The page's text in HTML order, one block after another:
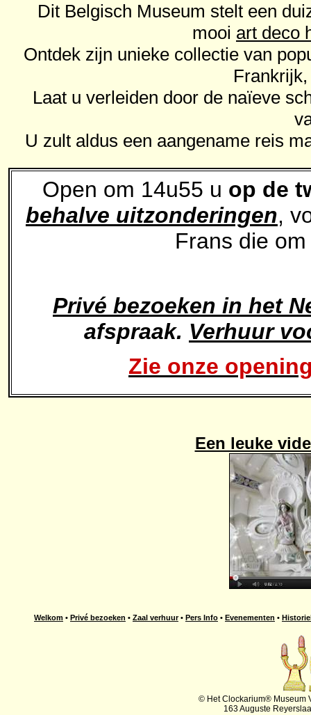
Dit Belgisch Museum stelt een
mooi art deco
Ontdek zijn unieke collectie van
Laat u verleiden door de naïeve
U zult aldus een aangename reis
Open om 14u55 u op de
behalve uitzonderingen,
Frans die
Privé bezoeken in het
afspraak. Verhuur
Zie onze
Een leuke
Welkom • Privé bezoeken • Zaal verhuur• Pers Info • Evenementen •
© Het Clockarium® Museum
163 Auguste